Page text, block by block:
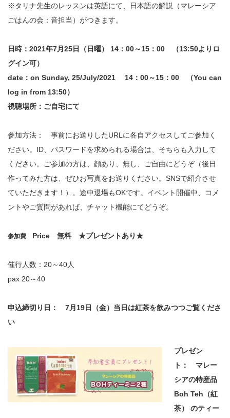
※タリナ先生のレッスンは英語にて、日本語の解説（マレーシア
ごはんの会：音担当）がつきます。
日時：2021年7月25日（日曜） 14：00～15：00 （13:50よりロ
グイン可）
date：on Sunday, 25/July/2021 14：00～15：00 （You can
log in from 13:50）
視聴場所：ご自宅にて
参加方法： 事前にお送りしたURLに各自アクセスしてご参加く
ださい。ID、パスワードを求められる場合は、そちらも入力して
ください。ご参加の方は、顔あり、無し、ご自由にどうぞ（後日
作ってみた方は、ぜひお写真をお送りください。SNSで紹介させ
ていただきます！）。途中退場もOKです。イベント開催中、コメ
ントやご質問があれば、チャット機能にてどうぞ。
参加費 Price 無料 ★プレゼントあり★
催行人数：20～40人
pax 20～40
申込締切り日： 7月19日（金）当日は紅茶を飲みつつご覧くださ
い
プレゼン
ト： マレー
シアの特産品
Boh Teh（紅
茶） のティー